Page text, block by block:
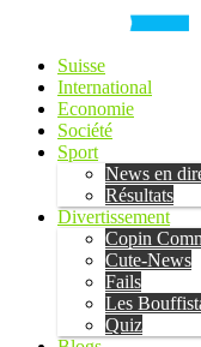
Suisse
International
Economie
Société
Sport
News en
Résultats
Divertissement
Copin
Cute-News
Fails
Les
Quiz